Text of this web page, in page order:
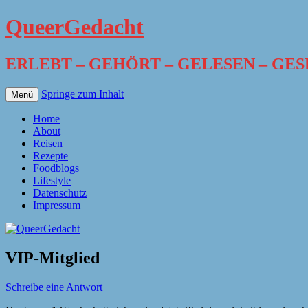
QueerGedacht
ERLEBT – GEHÖRT – GELESEN –
Menü Springe zum Inhalt
Home
About
Reisen
Rezepte
Foodblogs
Lifestyle
Datenschutz
Impressum
VIP-Mitglied
Schreibe eine Antwort